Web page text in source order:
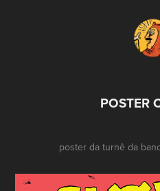
POSTER
poster da turnê da